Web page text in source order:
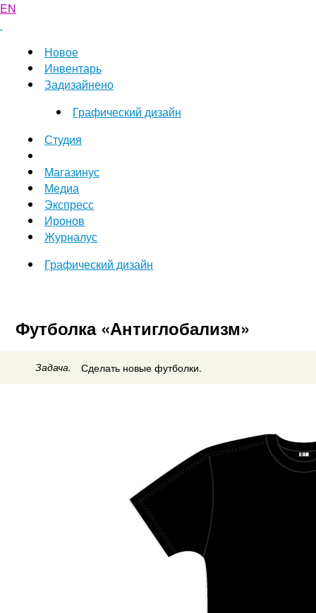
EN
Новое
Инвентарь
Задизайнено
Графический дизайн
Студия
Магазинус
Медиа
Экспресс
Иронов
Журналус
Графический дизайн
Футболка «Антиглобализм»
Задача. Сделать новые футболки.